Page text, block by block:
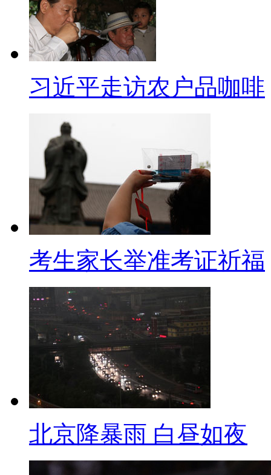
台 给这些有这样要求的人 给他
二网言网语
工信部：微信是否收费企业
【口播】围绕微信的收费风
称，微信是否收费腾讯说了算
【解说】在23日的季度新闻
达了两层意思：一是，工信部
联网的创新发展。二是互联网和
定。此前外界一直关注，微信
语音业务，运营商是否该向
互联网企业通过市场机制解决
监管。
对此，网友们议论纷纷。
网友无奈的五月说：
移动联通是网络提供商，它
你家洗车铺子赚钱 除了收水费
习近平走访农户品咖啡
考生家长举准考证祈福
北京降暴雨 白昼如夜